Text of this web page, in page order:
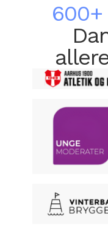
600+